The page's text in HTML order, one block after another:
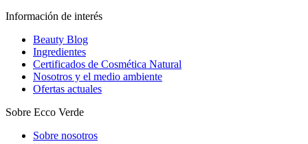
Información de interés
Beauty Blog
Ingredientes
Certificados de Cosmética Natural
Nosotros y el medio ambiente
Ofertas actuales
Sobre Ecco Verde
Sobre nosotros